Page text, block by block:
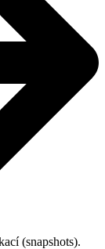
(snapshots).